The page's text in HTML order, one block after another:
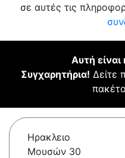
σε αυτές τις
Αυτή είναι
Συγχαρητήρια! Δείτε
Ηρακλειο
Μουσών 30